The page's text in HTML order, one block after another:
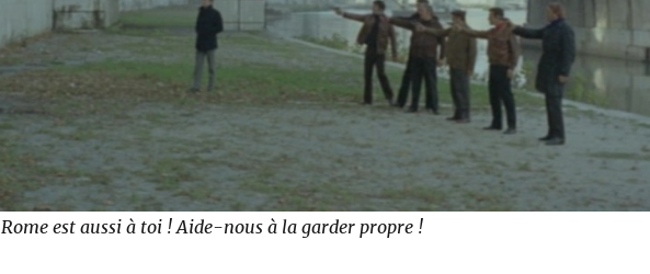
Rome est aussi à toi ! Aide-nous à la garder propre !